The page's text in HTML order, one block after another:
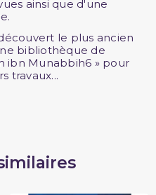
ainsi que d'une
le plus ancien
bibliothèque de
ibn Munabbih6 » pour
travaux...